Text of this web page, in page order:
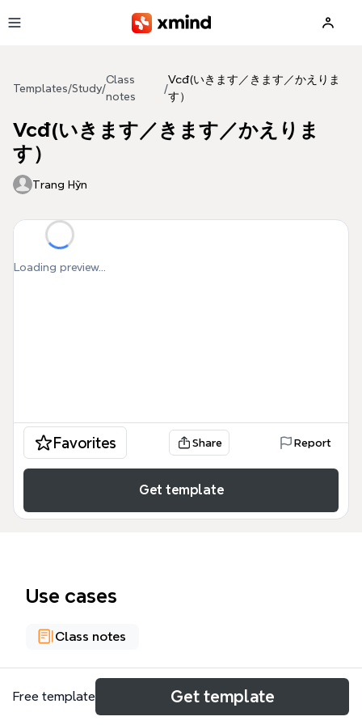
Templates/Study/
Class
notes
/
Vcđ(いきます／きます／かえりま
す）
Vcđ(いきます／きます／かえりま
す）
Trang Hỹn
Loading preview...
Favorites Share Report
Get template
Use cases
Class notes
About
Free template Get template